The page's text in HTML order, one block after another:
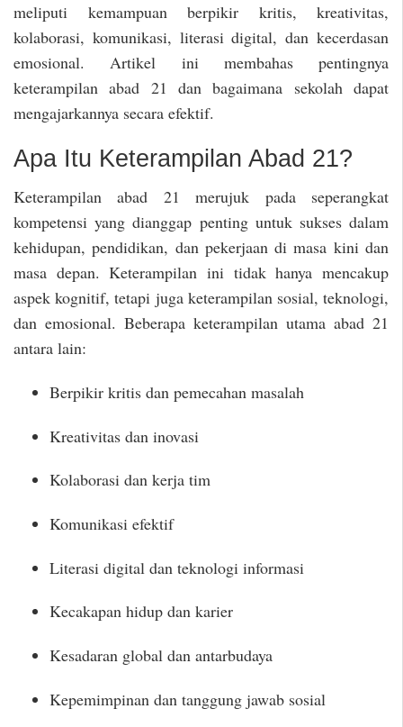
meliputi kemampuan berpikir kritis, kreativitas,
kolaborasi, komunikasi, literasi digital, dan kecerdasan
emosional. Artikel ini membahas pentingnya
keterampilan abad 21 dan bagaimana sekolah dapat
mengajarkannya secara efektif.
Apa Itu Keterampilan Abad 21?
Keterampilan abad 21 merujuk pada seperangkat
kompetensi yang dianggap penting untuk sukses dalam
kehidupan, pendidikan, dan pekerjaan di masa kini dan
masa depan. Keterampilan ini tidak hanya mencakup
aspek kognitif, tetapi juga keterampilan sosial, teknologi,
dan emosional. Beberapa keterampilan utama abad 21
antara lain:
Berpikir kritis dan pemecahan masalah
Kreativitas dan inovasi
Kolaborasi dan kerja tim
Komunikasi efektif
Literasi digital dan teknologi informasi
Kecakapan hidup dan karier
Kesadaran global dan antarbudaya
Kepemimpinan dan tanggung jawab sosial